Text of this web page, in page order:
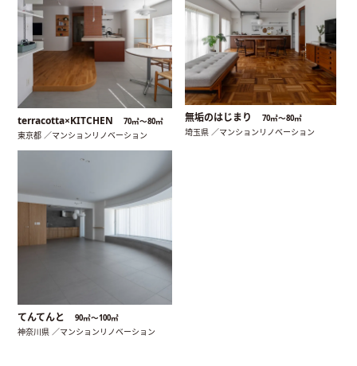
terracotta×KITCHEN 70㎡〜80㎡
東京都 ／マンションリノベーション
無垢のはじまり 70㎡〜80㎡
埼玉県 ／マンションリノベーション
てんてんと 90㎡〜100㎡
神奈川県 ／マンションリノベーション